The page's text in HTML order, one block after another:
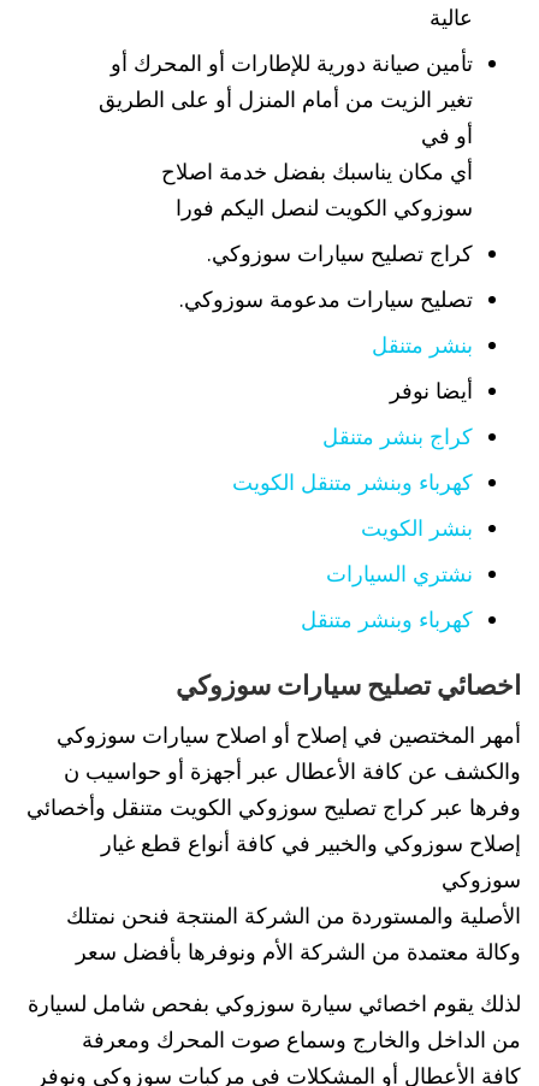
عالية
تأمين صيانة دورية للإطارات أو المحرك أو
تغير الزيت من أمام المنزل أو على الطريق
أو في
أي مكان يناسبك بفضل خدمة اصلاح
سوزوكي الكويت لنصل اليكم فورا
كراج تصليح سيارات سوزوكي.
تصليح سيارات مدعومة سوزوكي.
بنشر متنقل
أيضا نوفر
كراج بنشر متنقل
كهرباء وبنشر متنقل الكويت
بنشر الكويت
نشتري السيارات
كهرباء وبنشر متنقل
اخصائي تصليح سيارات سوزوكي
أمهر المختصين في إصلاح أو اصلاح سيارات سوزوكي
والكشف عن كافة الأعطال عبر أجهزة أو حواسيب ن
وفرها عبر كراج تصليح سوزوكي الكويت متنقل وأخصائي
إصلاح سوزوكي والخبير في كافة أنواع قطع غيار
سوزوكي
الأصلية والمستوردة من الشركة المنتجة فنحن نمتلك
وكالة معتمدة من الشركة الأم ونوفرها بأفضل سعر
لذلك يقوم اخصائي سيارة سوزوكي بفحص شامل لسيارة
من الداخل والخارج وسماع صوت المحرك ومعرفة
كافة الأعطال أو المشكلات في مركبات سوزوكي ونوفر